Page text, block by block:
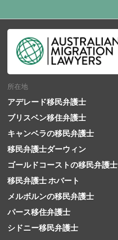
所在地
アデレード移民弁護士
ブリスベン移住弁護士
キャンベラの移民弁護士
移民弁護士ダーウィン
ゴールドコーストの移民弁護士
移民弁護士 ホバート
メルボルンの移民弁護士
パース移住弁護士
シドニー移民弁護士